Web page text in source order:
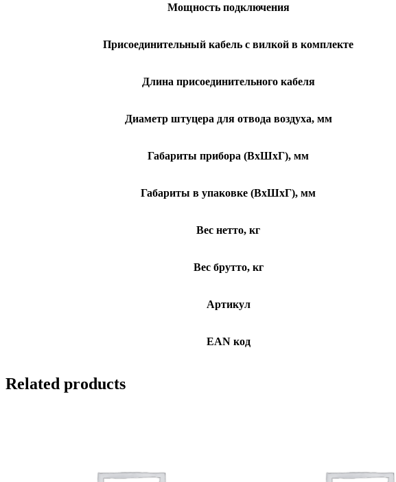
Мощность подключения
Присоединительный кабель с вилкой в комплекте
Длина присоединительного кабеля
Диаметр штуцера для отвода воздуха, мм
Габариты прибора (ВхШхГ), мм
Габариты в упаковке (ВхШхГ), мм
Вес нетто, кг
Вес брутто, кг
Артикул
EAN код
Related products